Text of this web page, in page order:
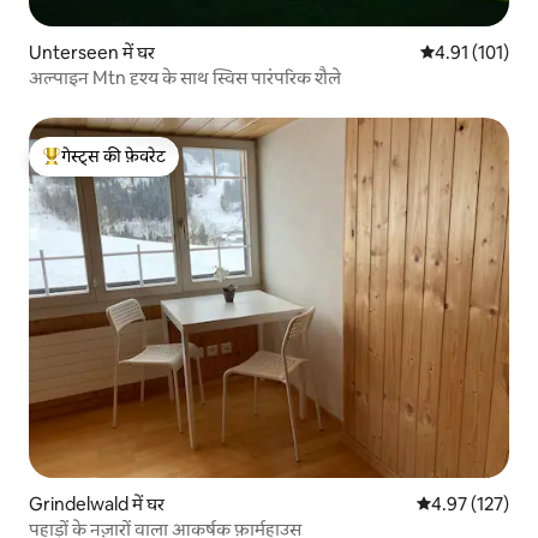
Unterseen में घर औसत रेटिंग 5 में से
4.91 (101)
अल्पाइन Mtn दृश्य के साथ स्विस पारंपरिक शैले
गेस्ट्स का टॉप फ़ेवरेट
गेस्ट्स की फ़ेवरेट
Grindelwald में घर औसत रेटिंग 5 में से
4.97 (127)
पहाड़ों के नज़ारों वाला आकर्षक फ़ार्महाउस